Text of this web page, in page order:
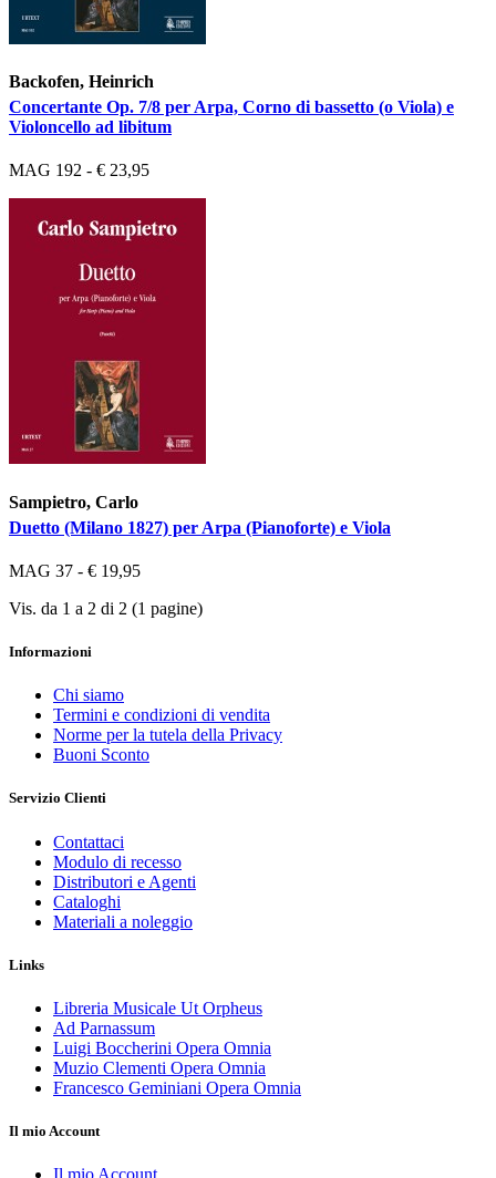
Backofen, Heinrich
Concertante Op. 7/8 per Arpa, Corno di bassetto (o Viola) e
Violoncello ad libitum
MAG 192 - € 23,95
Sampietro, Carlo
Duetto (Milano 1827) per Arpa (Pianoforte) e Viola
MAG 37 - € 19,95
Vis. da 1 a 2 di 2 (1 pagine)
Informazioni
Chi siamo
Termini e condizioni di vendita
Norme per la tutela della Privacy
Buoni Sconto
Servizio Clienti
Contattaci
Modulo di recesso
Distributori e Agenti
Cataloghi
Materiali a noleggio
Links
Libreria Musicale Ut Orpheus
Ad Parnassum
Luigi Boccherini Opera Omnia
Muzio Clementi Opera Omnia
Francesco Geminiani Opera Omnia
Il mio Account